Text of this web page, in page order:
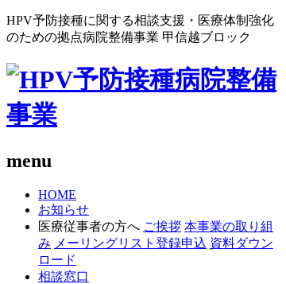
HPV予防接種に関する相談支援・医療体制強化
のための拠点病院整備事業 甲信越ブロック
menu
HOME
お知らせ
医療従事者の方へ ご挨拶 本事業の取り組
み メーリングリスト登録申込 資料ダウン
ロード
相談窓口